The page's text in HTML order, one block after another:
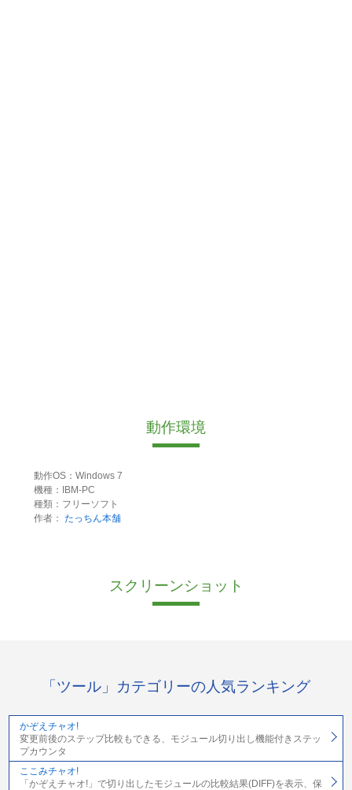
動作環境
動作OS：Windows 7
機種：IBM-PC
種類：フリーソフト
作者： たっちん本舗
スクリーンショット
「ツール」カテゴリーの人気ランキング
かぞえチャオ!
変更前後のステップ比較もできる、モジュール切り出し機能付きステッ
プカウンタ
ここみチャオ!
「かぞえチャオ!」で切り出したモジュールの比較結果(DIFF)を表示、保